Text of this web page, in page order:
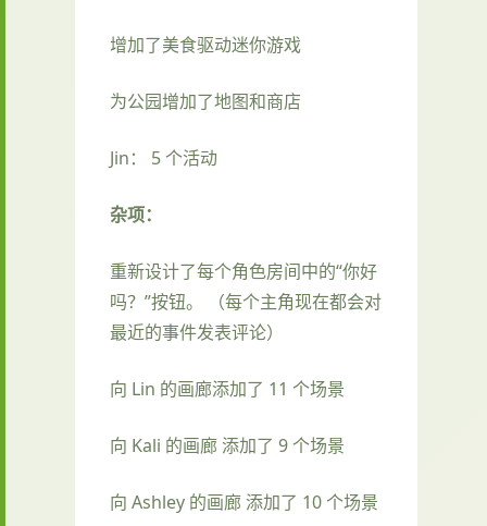
增加了美食驱动迷你游戏
为公园增加了地图和商店
Jin： 5 个活动
杂项：
重新设计了每个角色房间中的“你好
吗？”按钮。 （每个主角现在都会对
最近的事件发表评论）
向 Lin 的画廊添加了 11 个场景
向 Kali 的画廊 添加了 9 个场景
向 Ashley 的画廊 添加了 10 个场景